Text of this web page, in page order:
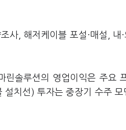
사, 해저케이블 포설·매설,
솔루션의 영업이익은 주요
치선) 투자는 중장기 수주